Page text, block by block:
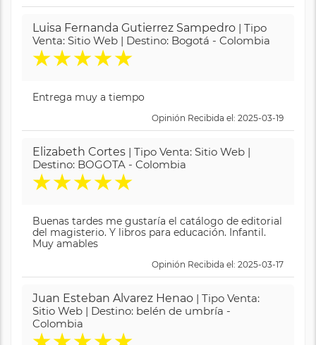
Luisa Fernanda Gutierrez Sampedro | Tipo
Venta: Sitio Web | Destino: Bogotá - Colombia
★★★★★
Entrega muy a tiempo
Opinión Recibida el: 2025-03-19
Elizabeth Cortes | Tipo Venta: Sitio Web |
Destino: BOGOTA - Colombia
★★★★★
Buenas tardes me gustaría el catálogo de editorial
del magisterio. Y libros para educación. Infantil.
Muy amables
Opinión Recibida el: 2025-03-17
Juan Esteban Alvarez Henao | Tipo Venta:
Sitio Web | Destino: belén de umbría -
Colombia